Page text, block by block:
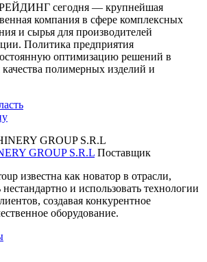
сегодня — крупнейшая
компания в сфере комплексных
и сырья для производителей
Политика предприятия
оптимизацию решений в
полимерных изделий и
GROUP S.R.L Поставщик
известна как новатор в отрасли,
и использовать технологии
создавая конкурентное
оборудование.